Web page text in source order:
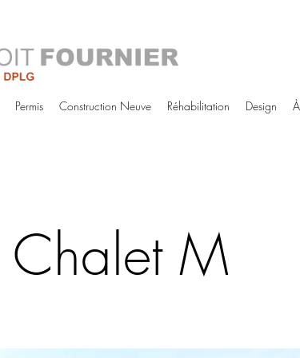
Permis Construction Neuve Réhabilitation Design
Chalet M